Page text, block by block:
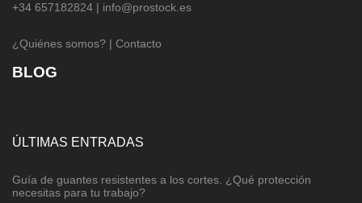
+34 657182824 | info@prostock.es
¿Quiénes somos? | Contacto
BLOG
ÚLTIMAS ENTRADAS
Guía de guantes resistentes a los cortes. ¿Qué protección
necesitas para tu trabajo?